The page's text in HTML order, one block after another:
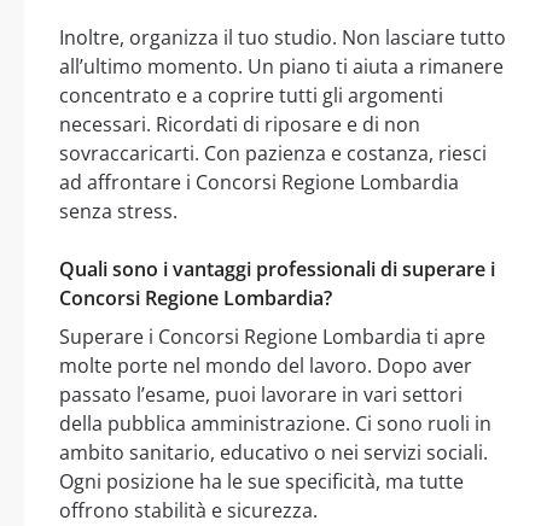
Inoltre, organizza il tuo studio. Non lasciare tutto
all’ultimo momento. Un piano ti aiuta a rimanere
concentrato e a coprire tutti gli argomenti
necessari. Ricordati di riposare e di non
sovraccaricarti. Con pazienza e costanza, riesci
ad affrontare i Concorsi Regione Lombardia
senza stress.
Quali sono i vantaggi professionali di superare i
Concorsi Regione Lombardia?
Superare i Concorsi Regione Lombardia ti apre
molte porte nel mondo del lavoro. Dopo aver
passato l’esame, puoi lavorare in vari settori
della pubblica amministrazione. Ci sono ruoli in
ambito sanitario, educativo o nei servizi sociali.
Ogni posizione ha le sue specificità, ma tutte
offrono stabilità e sicurezza.